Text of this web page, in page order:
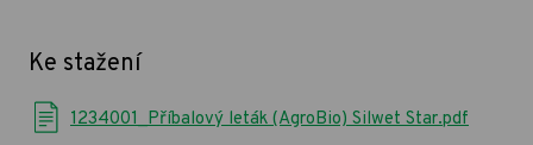
Ke stažení
1234001_Příbalový leták (AgroBio) Silwet Star.pdf